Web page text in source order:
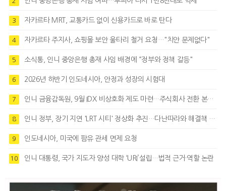
3 자카르타 MRT, 교통카드 없이 신용카드로 바로 탄다
4 자카르타 주지사, 쇼핑몰 보안 울타리 철거 요청…"치안 문제없다"
5 소식통, 인니 중앙은행 총재 사임 배경에 “정부와 정책 갈등"
6 2026년 하반기 인도네시아, 안정과 성장의 시험대
7 인니 금융감독원, 9월 IDX 비상호화 제도 마련…주식회사 전환 본격화
8 인니 정부, 장기 지연 'LRT 시티' 정상화 추진…다난따라와 해결책 모색
9 인도네시아, 미국에 팜유 관세 면제 요청
10 인니 대통령, 국가 지도자 양성 대학 ‘URI’설립…법적 근거·역할 논란